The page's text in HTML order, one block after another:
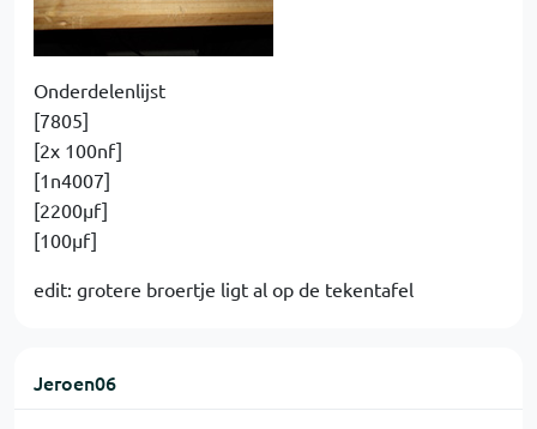
Onderdelenlijst
[7805]
[2x 100nf]
[1n4007]
[2200µf]
[100µf]
edit: grotere broertje ligt al op de tekentafel
Jeroen06